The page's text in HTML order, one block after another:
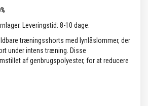
Leveringstid: 8-10 dage.
træningsshorts med lynlåslommer, der
under intens træning. Disse
af genbrugspolyester, for at reducere